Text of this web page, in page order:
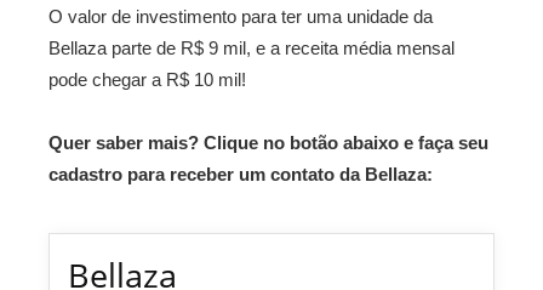
O valor de investimento para ter uma unidade da
Bellaza parte de R$ 9 mil, e a receita média mensal
pode chegar a R$ 10 mil!
Quer saber mais? Clique no botão abaixo e faça seu
cadastro para receber um contato da Bellaza:
Bellaza